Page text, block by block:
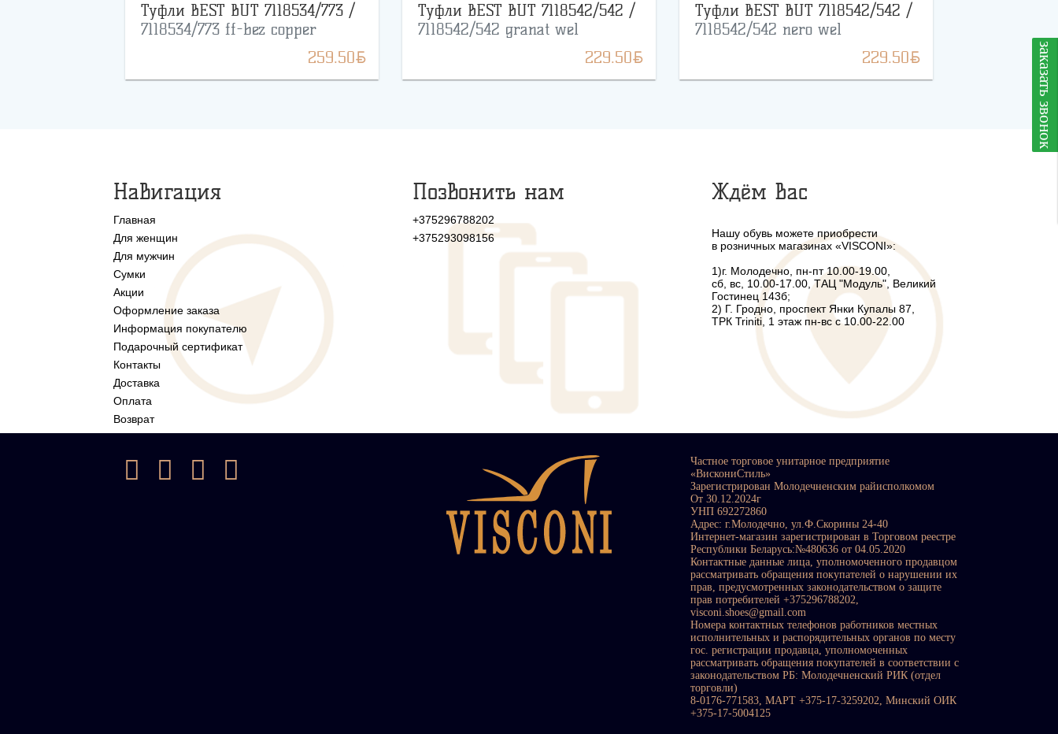
Туфли BEST BUT 7118534/773 /
7118534/773 ff-bez copper
259.50BYN
Туфли BEST BUT 7118542/542 /
7118542/542 granat wel
229.50BYN
Туфли BEST BUT 7118542/542 /
7118542/542 nero wel
229.50BYN заказать звонок
Навигация
Главная
Для женщин
Для мужчин
Сумки
Акции
Оформление заказа
Информация покупателю
Подарочный сертификат
Контакты
Доставка
Оплата
Возврат
Позвонить нам
+375296788202
+375293098156
Ждём Вас
Нашу обувь можете приобрести
в розничных магазинах «VISCONI»:
1)г. Молодечно, пн-пт 10.00-19.00,
сб, вс, 10.00-17.00, ТАЦ "Модуль", Великий
Гостинец 143б;
2) Г. Гродно, проспект Янки Купалы 87,
ТРК Triniti, 1 этаж пн-вс с 10.00-22.00
Частное торговое унитарное предприятие
«ВискониСтиль»
Зарегистрирован Молодечненским райисполкомом
От 30.12.2024г
УНП 692272860
Адрес: г.Молодечно, ул.Ф.Скорины 24-40
Интернет-магазин зарегистрирован в Торговом реестре
Республики Беларусь:№480636 от 04.05.2020
Контактные данные лица, уполномоченного продавцом
рассматривать обращения покупателей о нарушении их
прав, предусмотренных законодательством о защите
прав потребителей +375296788202,
visconi.shoes@gmail.com
Номера контактных телефонов работников местных
исполнительных и распорядительных органов по месту
гос. регистрации продавца, уполномоченных
рассматривать обращения покупателей в соответствии с
законодательством РБ: Молодечненский РИК (отдел
торговли)
8-0176-771583, МАРТ +375-17-3259202, Минский ОИК
+375-17-5004125